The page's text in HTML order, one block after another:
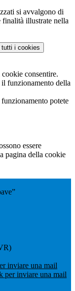
si avvalgono di
finalità illustrate nella
i cookies
consentire.
funzionamento della
potete
essere
pagina della cookie
inviare una mail
per inviare una mail